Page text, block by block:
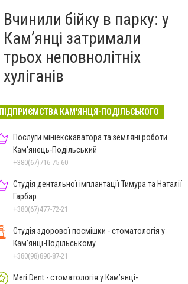
Вчинили бійку в парку: у
Кам’янці затримали
трьох неповнолітніх
хуліганів
ПІДПРИЄМСТВА КАМ'ЯНЦЯ-ПОДІЛЬСЬКОГО
Послуги мініекскаватора та земляні роботи
Кам'янець-Подільський
+380(67)716-75-60
Студія дентальної імплантації Тимура та Наталії
Гарбар
+380(67)477-72-21
Студія здорової посмішки - стоматологія у
Кам’янці-Подільському
+380(98)890-87-21
Meri Dent - стоматологія у Кам’янці-